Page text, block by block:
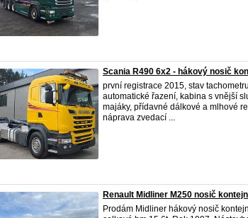
Scania R490 6x2 - hákový nosič
první registrace 2015, stav
automatické řazení, kabina s vnější
majáky, přídavné dálkové a mlhové
náprava zvedací ...
Renault Midliner M250 nosič
Prodám Midliner hákový nosič